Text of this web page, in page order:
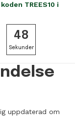
TREES10 i
48
Sekunder
uppdaterad om